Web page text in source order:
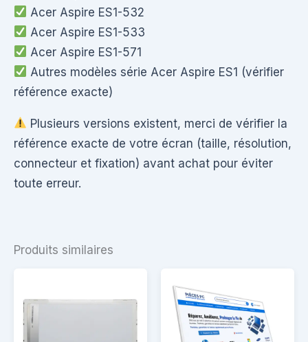
Acer Aspire ES1-532
Acer Aspire ES1-533
Acer Aspire ES1-571
Autres modèles série Acer Aspire ES1 (vérifier
référence exacte)
Plusieurs versions existent, merci de vérifier la
référence exacte de votre écran (taille, résolution,
connecteur et fixation) avant achat pour éviter
toute erreur.
Produits similaires